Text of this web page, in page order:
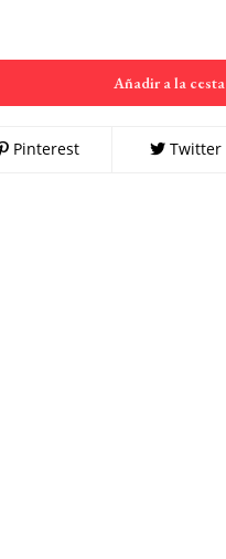
Añadir a la cesta
Pinterest Twitter